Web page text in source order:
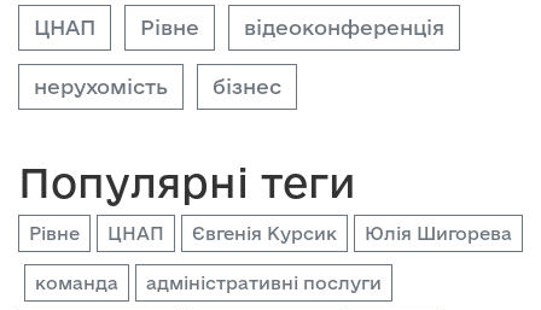
ЦНАП Рівне відеоконференція
нерухомість бізнес
Популярні теги
Рівне ЦНАП Євгенія Курсик Юлія Шигорева
команда адміністративні послуги